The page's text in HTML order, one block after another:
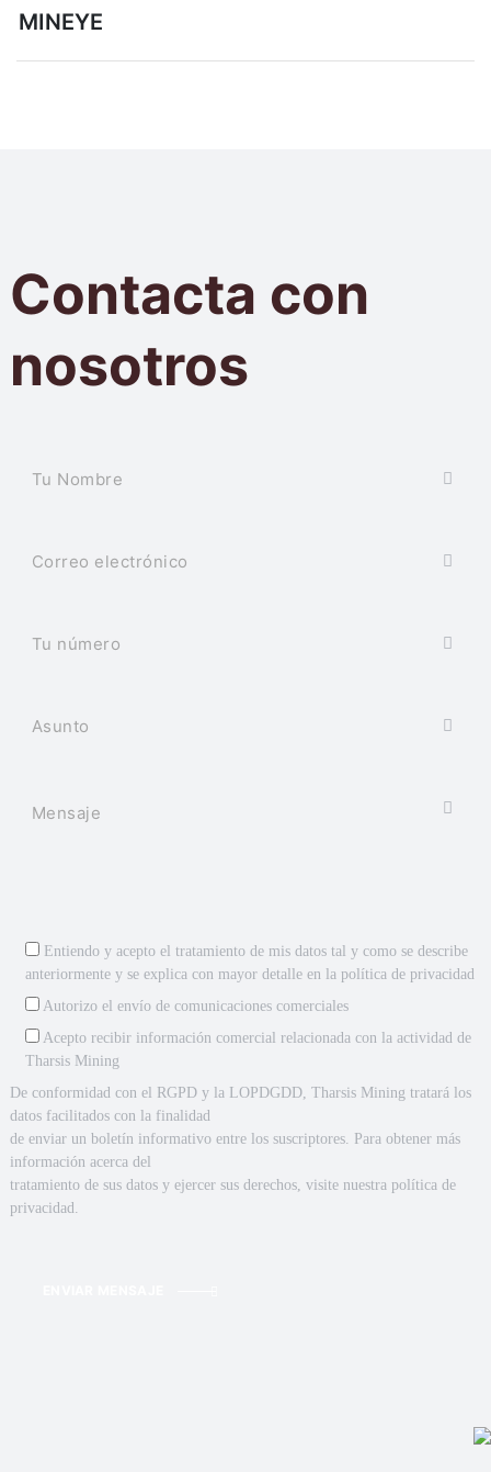
de
entradas
MINEYE
Contacta con
nosotros
Entiendo y acepto el tratamiento de mis datos tal y como se describe
anteriormente y se explica con mayor detalle en la política de privacidad
Autorizo el envío de comunicaciones comerciales
Acepto recibir información comercial relacionada con la actividad de
Tharsis Mining
De conformidad con el RGPD y la LOPDGDD, Tharsis Mining tratará los
datos facilitados con la finalidad
de enviar un boletín informativo entre los suscriptores. Para obtener más
información acerca del
tratamiento de sus datos y ejercer sus derechos, visite nuestra política de
privacidad.